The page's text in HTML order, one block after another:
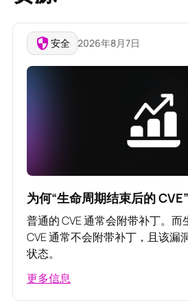
安全 2026年8月7日
为何“生命周期结束后的
普通的 CVE 通常会附带补丁。
CVE 通常不会附带补丁，且该漏
状态。
更多信息